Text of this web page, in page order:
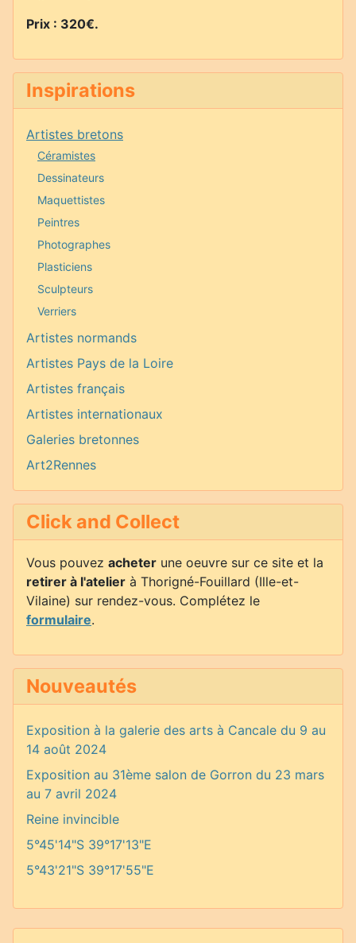
Prix : 320€.
Inspirations
Artistes bretons
Céramistes
Dessinateurs
Maquettistes
Peintres
Photographes
Plasticiens
Sculpteurs
Verriers
Artistes normands
Artistes Pays de la Loire
Artistes français
Artistes internationaux
Galeries bretonnes
Art2Rennes
Click and Collect
Vous pouvez acheter une oeuvre sur ce site et la
retirer à l'atelier à Thorigné-Fouillard (Ille-et-
Vilaine) sur rendez-vous. Complétez le
formulaire.
Nouveautés
Exposition à la galerie des arts à Cancale du 9 au
14 août 2024
Exposition au 31ème salon de Gorron du 23 mars
au 7 avril 2024
Reine invincible
5°45'14"S 39°17'13"E
5°43'21"S 39°17'55"E